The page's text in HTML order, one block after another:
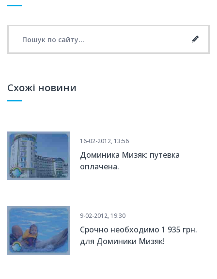
Схожі новини
16-02-2012, 13:56
Доминика Мизяк: путевка
оплачена.
9-02-2012, 19:30
Срочно необходимо 1 935 грн.
для Доминики Мизяк!